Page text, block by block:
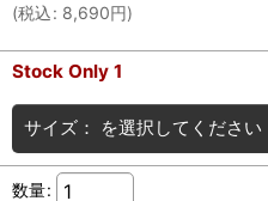
(税込: 8,690円)
Stock Only 1
サイズ： を選択してください
数量: